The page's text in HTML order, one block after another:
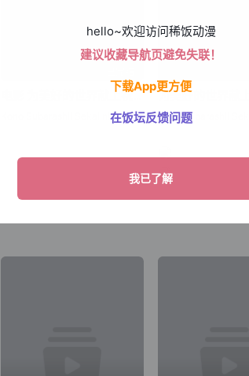
电影 为美好的世界献上祝福！红传说
Kono Subarashii Sekai ni Shukufuku o! Kurenai Densetsu
hello~欢迎访问稀饭动漫
建议收藏导航页避免失联！
下载App更方便
在饭坛反馈问题